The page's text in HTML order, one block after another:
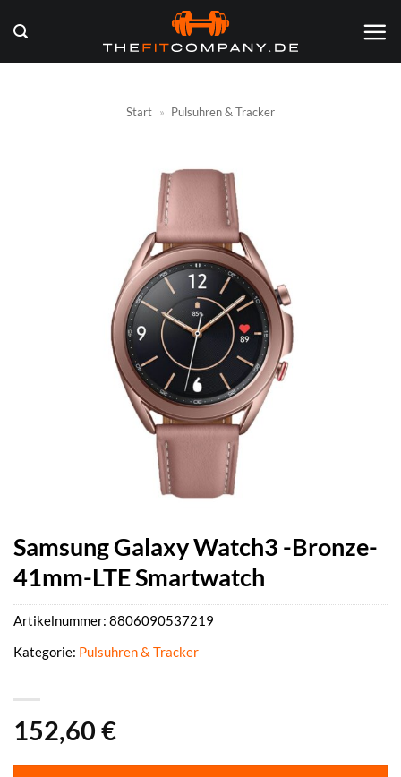
Inhalt
springen
Start » Pulsuhren & Tracker
Samsung Galaxy Watch3 -Bronze-
41mm-LTE Smartwatch
152,60 €
Artikelnummer: 8806090537219
Kategorie: Pulsuhren & Tracker